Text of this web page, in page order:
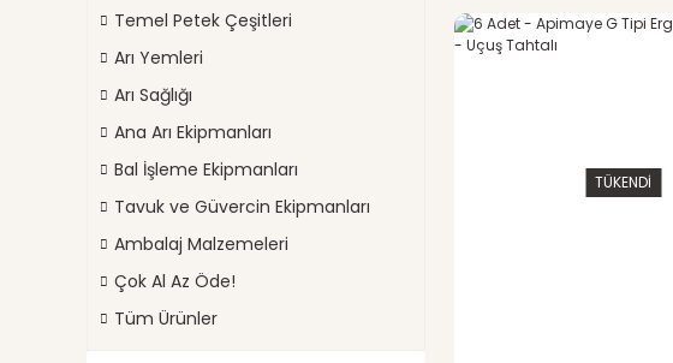
Temel Petek Çeşitleri
Arı Yemleri
Arı Sağlığı
Ana Arı Ekipmanları
Bal İşleme Ekipmanları
Tavuk ve Güvercin Ekipmanları
Ambalaj Malzemeleri
Çok Al Az Öde!
Tüm Ürünler
TÜKENDİ